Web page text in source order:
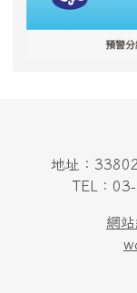
地址：
TEL：
網